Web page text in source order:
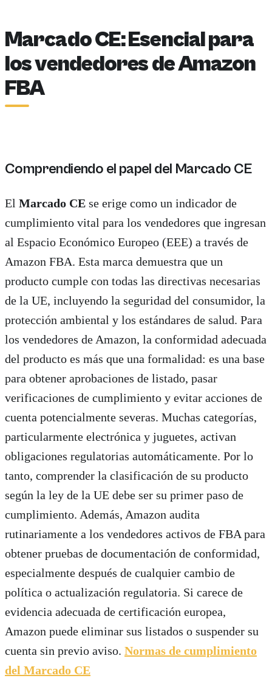
Marcado CE: Esencial para
los vendedores de Amazon
FBA
Comprendiendo el papel del Marcado CE
El Marcado CE se erige como un indicador de
cumplimiento vital para los vendedores que ingresan
al Espacio Económico Europeo (EEE) a través de
Amazon FBA. Esta marca demuestra que un
producto cumple con todas las directivas necesarias
de la UE, incluyendo la seguridad del consumidor, la
protección ambiental y los estándares de salud. Para
los vendedores de Amazon, la conformidad adecuada
del producto es más que una formalidad: es una base
para obtener aprobaciones de listado, pasar
verificaciones de cumplimiento y evitar acciones de
cuenta potencialmente severas. Muchas categorías,
particularmente electrónica y juguetes, activan
obligaciones regulatorias automáticamente. Por lo
tanto, comprender la clasificación de su producto
según la ley de la UE debe ser su primer paso de
cumplimiento. Además, Amazon audita
rutinariamente a los vendedores activos de FBA para
obtener pruebas de documentación de conformidad,
especialmente después de cualquier cambio de
política o actualización regulatoria. Si carece de
evidencia adecuada de certificación europea,
Amazon puede eliminar sus listados o suspender su
cuenta sin previo aviso. Normas de cumplimiento
del Marcado CE